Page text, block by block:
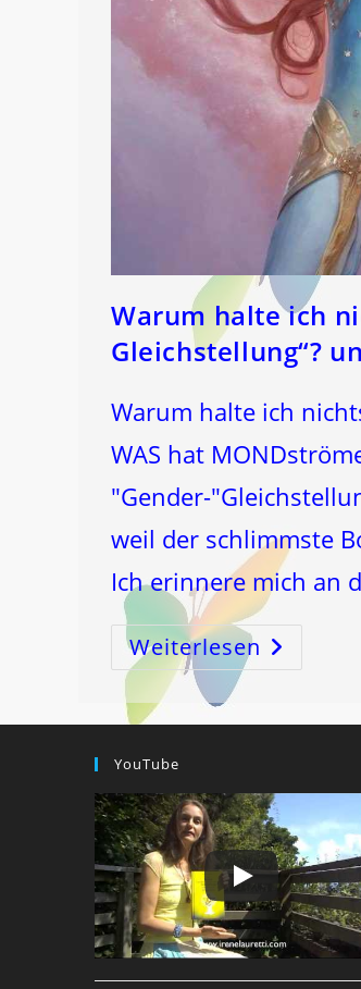
Warum halte ich
Gleichstellung“?
Warum halte ich
WAS hat
"Gender-
weil der schlimmste
Ich erinnere mich an
Weiterlesen Warum
Halte
Ich
Und
WAS
Hat
Damit
Zu
Tun?
YouTube